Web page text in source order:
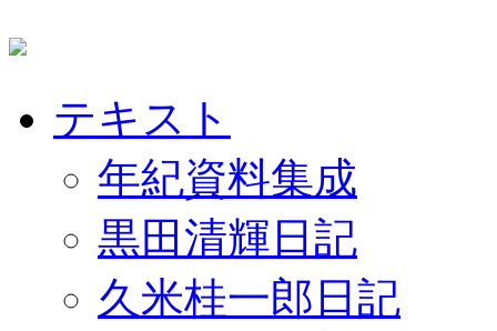
テキスト
年紀資料集成
黒田清輝日記
久米桂一郎日記